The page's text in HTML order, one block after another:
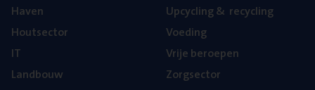
Haven
Hout­sec­tor
IT
Land­bouw
Upcy­cling& recycling
Voe­ding
Vrije beroe­pen
Zorg­sec­tor